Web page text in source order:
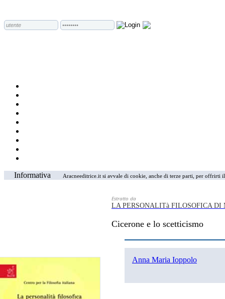
Informativa Aracneeditrice.it si avvale di cookie, anche di terze parti, per
Estratto da
LA PERSONALITà FILOSOFICA DI
Cicerone e lo scetticismo
Anna Maria Ioppolo